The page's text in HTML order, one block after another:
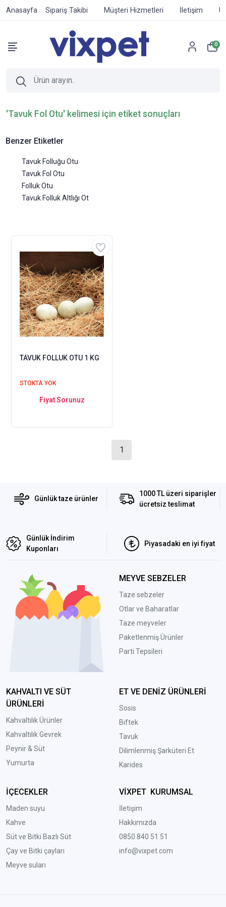
Anasayfa Sipariş Takibi Müşteri Hizmetleri İletişim
0
'Tavuk Fol Otu' kelimesi için etiket sonuçları
Benzer Etiketler
Tavuk Folluğu Otu
Tavuk Fol Otu
Folluk Otu
Tavuk Folluk Altlığı Ot
TAVUK FOLLUK OTU 1 KG
STOKTA YOK
Fiyat Sorunuz
1
Günlük taze ürünler
1000 TL üzeri siparişler
ücretsiz teslimat
Günlük İndirim
Kuponları
Piyasadaki en iyi fiyat
MEYVE SEBZELER
Taze sebzeler
Otlar ve Baharatlar
Taze meyveler
Paketlenmiş Ürünler
Parti Tepsileri
KAHVALTI VE SÜT
ÜRÜNLERİ
Kahvaltılık Ürünler
Kahvaltılık Gevrek
Peynir & Süt
Yumurta
ET VE DENİZ ÜRÜNLERİ
Sosis
Biftek
Tavuk
Dilimlenmiş Şarküteri Et
Karides
İÇECEKLER
Maden suyu
Kahve
Süt ve Bitki Bazlı Süt
Çay ve Bitki çayları
Meyve suları
VİXPET KURUMSAL
İletişim
Hakkımızda
0850 840 51 51
info@vixpet.com